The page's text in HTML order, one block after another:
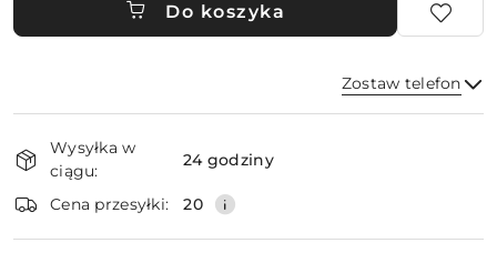
Do koszyka
Zostaw telefon
i
dostawa
Wysyłka w
ciągu:
24 godziny
Cena przesyłki: 20